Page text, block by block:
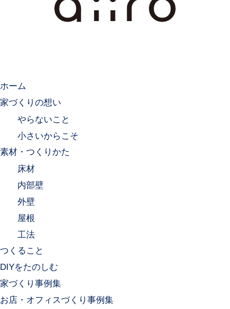
ホーム
家づくりの想い
やらないこと
小さいからこそ
素材・つくりかた
床材
内部壁
外壁
屋根
工法
つくること
DIYをたのしむ
家づくり事例集
お店・オフィスづくり事例集